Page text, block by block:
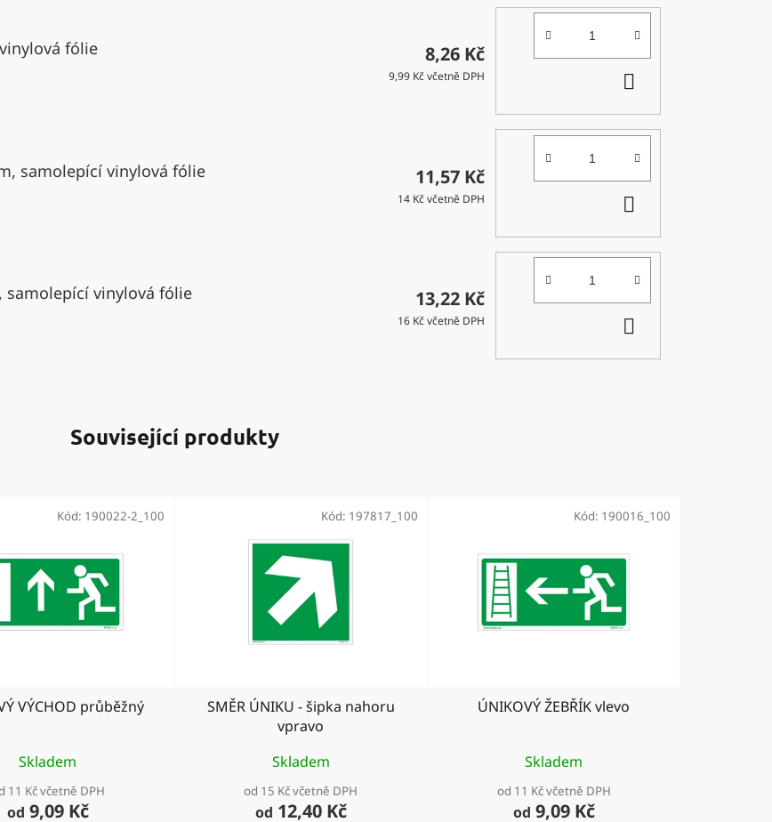
fólie 8,26 Kč
9,99 Kč včetně DPH
KOŠÍKU
samolepící vinylová fólie 11,57 Kč
14 Kč včetně DPH
KOŠÍKU
samolepící vinylová fólie 13,22 Kč
16 Kč včetně DPH
KOŠÍKU
Související produkty
VÝCHOD průběžný
Skladem
11 Kč včetně DPH
od 9,09 Kč
Kód: 190022-2_100
SMĚR ÚNIKU - šipka nahoru
vpravo
Skladem
od 15 Kč včetně DPH
od 12,40 Kč
Kód: 197817_100
ÚNIKOVÝ ŽEBŘÍK vlevo
Skladem
od 11 Kč včetně DPH
od 9,09 Kč
Kód: 190016_100